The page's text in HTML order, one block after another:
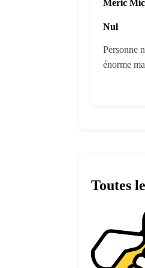
Toutes
Meric
Nul
Personne
énorme